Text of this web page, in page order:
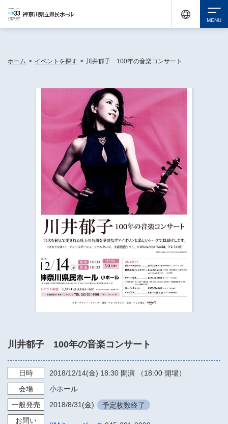
イベントを探す
・ イベント一覧
・ イベントカレンダー
休館中の県民ホールについて
・ パイプオルガン
神奈川県立県民ホールSNS
​​​​​​​​​​​​​神奈川県立県民ホール
ギャラリーSNS
チケット購入
ホーム > イベントを探す > 川井郁子 100年の音楽コンサート
川井郁子 100年の音楽コンサート
日時 2018/12/14(金) 18:30 開演 （18:00 開場）
会場
小ホール
一般発売
2018/8/31 (金)
予定枚数終了
お問い